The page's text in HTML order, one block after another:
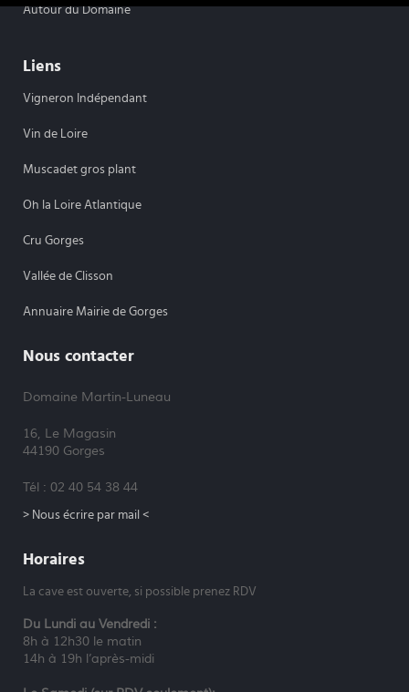
Autour du Domaine
Liens
Vigneron Indépendant
Vin de Loire
Muscadet gros plant
Oh la Loire Atlantique
Cru Gorges
Vallée de Clisson
Annuaire Mairie de Gorges
Nous contacter
Domaine Martin-Luneau
16, Le Magasin
44190 Gorges
Tél : 02 40 54 38 44
> Nous écrire par mail <
Horaires
La cave est ouverte, si possible prenez RDV
Du Lundi au Vendredi :
8h à 12h30 le matin
14h à 19h l’après-midi